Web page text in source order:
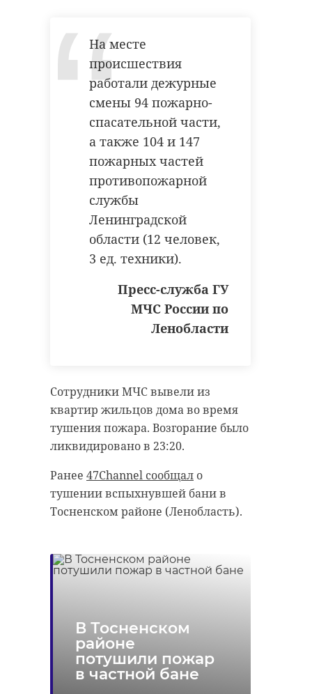
На месте
происшествия
работали дежурные
смены 94 пожарно-
спасательной части,
а также 104 и 147
пожарных частей
противопожарной
службы
Ленинградской
области (12 человек,
3 ед. техники).
Пресс-служба ГУ
МЧС России по
Ленобласти
Сотрудники МЧС вывели из
квартир жильцов дома во время
тушения пожара. Возгорание было
ликвидировано в 23:20.
Ранее 47Channel сообщал о
тушении вспыхнувшей бани в
Тосненском районе (Ленобласть).
В Тосненском
районе
потушили пожар
в частной бане
добровольцы
реставрация усадьба
Поделиться статьей:
РЕКОМЕНДУЕМ
Хирург из
Петербурга
восстанавливает
старинную финск
24 ноября 2020, 19:15
Уникальную
03 июня, 16:43
история сосновый бор
Поделиться статьей: